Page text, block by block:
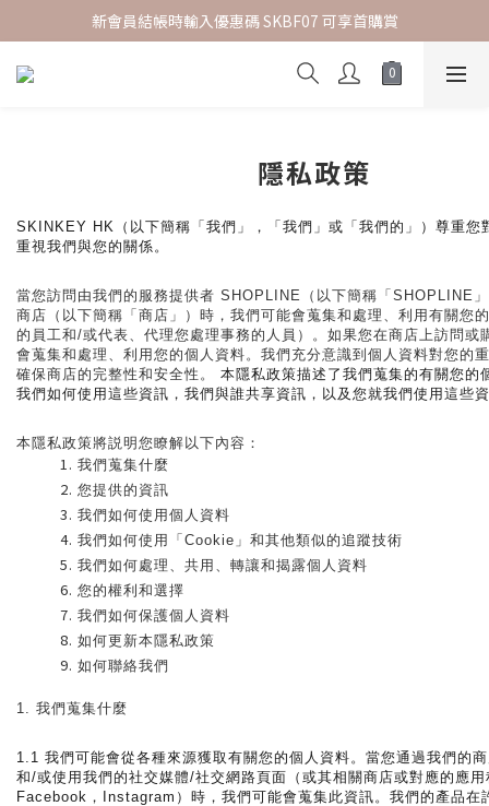
指定正價貨品 | 2件85折
新會員結帳時輸入優惠碼 SKBF07 可享首購賞
指定正價貨品 | 2件85折
隱私政策
SKINKEY HK（以下簡稱「我們」，「我們」或「我們的」） 尊重您
重視我們與您的關係。
當您訪問由我們的服務提供者 SHOPLINE（以下簡稱「SHOPLINE
商店（以下簡稱「商店」）時，我們可能會蒐集和處理、利用有關您
的員工和/或代表、代理您處理事務的人員）。如果您在商店上訪問或
會蒐集和處理、利用您的個人資料。我們充分意識到個人資料對您的
確保商店的完整性和安全性。
本隱私政策描述了我們蒐集的有關您的
我們如何使用這些資訊，我們與誰共享資訊，以及您就我們使用這些
本隱私政策將説明您瞭解以下內容：
我們蒐集什麼
您提供的資訊
我們如何使用個人資料
我們如何使用「Cookie」和其他類似的追蹤技術
我們如何處理、共用、轉讓和揭露個人資料
您的權利和選擇
我們如何保護個人資料
如何更新本隱私政策
如何聯絡我們
1. 我們蒐集什麼
1.1 我們可能會從各種來源獲取有關您的個人資料。當您通過我們的
和/或使用我們的社交媒體/社交網路頁面（或其相關商店或對應的應
Facebook，Instagram）時，我們可能會蒐集此資訊。我們的產品在